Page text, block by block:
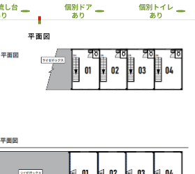
し台 個別ドア
あり
個別トイレ
あり
平面図